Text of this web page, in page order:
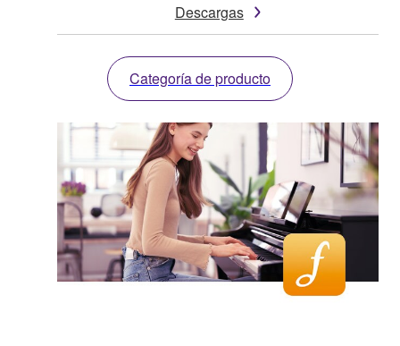
Descargas
Categoría de producto